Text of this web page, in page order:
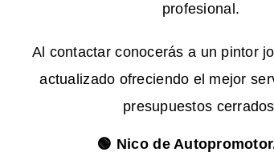
profesional.
Al contactar conocerás a un pintor
actualizado ofreciendo el mejor
presupuestos
🟢 Nico de